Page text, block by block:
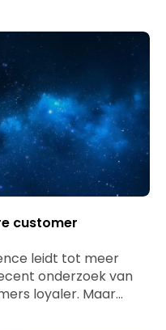
customer
leidt tot meer
onderzoek van
loyaler. Maar…